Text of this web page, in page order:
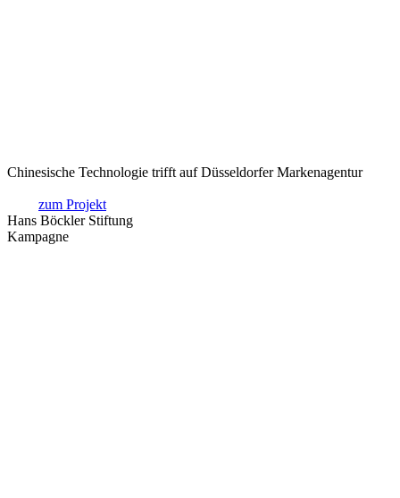
Chinesische Technologie trifft auf Düsseldorfer Markenagentur
zum Projekt
Hans Böckler Stiftung
Kampagne